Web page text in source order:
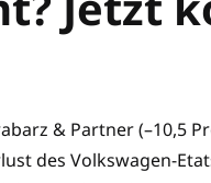
& Partner (–10,5
des Volkswagen-